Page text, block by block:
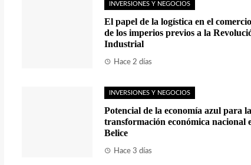
INVERSIONES Y NEGOCIOS
El papel de la logística en el comercio
de los imperios previos a la
Industrial
Hace 2 días
INVERSIONES Y NEGOCIOS
Potencial de la economía azul para la
transformación económica nacional
Belice
Hace 3 días